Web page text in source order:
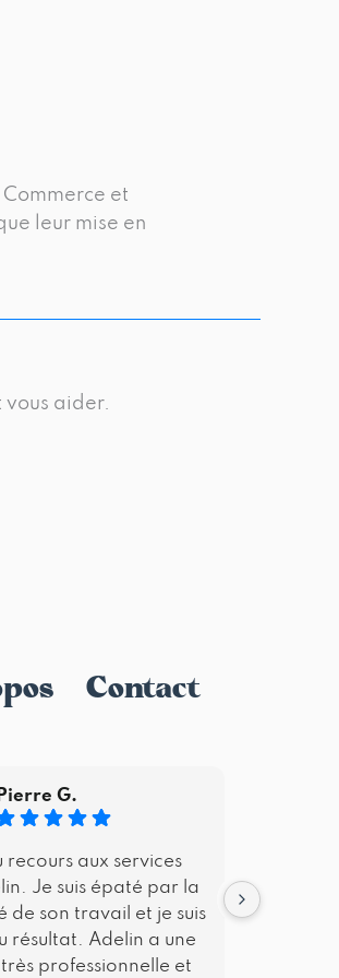
et
leur mise en
vous aider.
Contact
Pierre G.
recours aux services
Je suis épaté par la
de son travail et je suis
résultat. Adelin a une
professionnelle et